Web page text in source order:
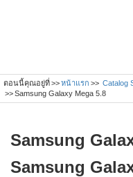
ตอนนี้คุณอยู่ที่ หน้าแรก Catalog
Samsung Galaxy Mega 5.8
Samsung
Samsung